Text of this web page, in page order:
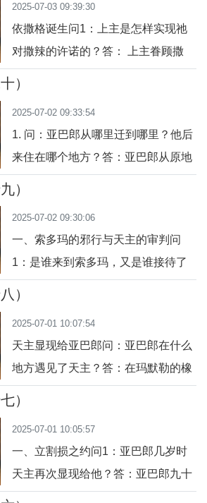
他们怎样回
2：天主吩咐亚巴郎做什么？答：天
主命令亚巴郎带着他心爱的独生子依
撒格，到摩黎雅地的一座山上，将依
撒格献为全燔祭。问3：亚巴郎听到
天一早就起身，备
2025-07-03 09:39:30
依撒格诞生问1：上主是怎样实现祂
对撒辣的许诺的？答： 上主眷顾撒
格。问2：亚巴郎为何给儿子起名
叫“依撒格”？答： “依撒格”在希伯来
文中有“笑”的意思，回应了撒辣因天
主赐子而喜笑的情感，也应验了天主
）
2025-07-02 09:33:54
1. 问：亚巴郎从哪里迁到哪里？他后
来住在哪个地方？答：亚巴郎从原地
郎怎样介绍自己的妻子撒辣？为什么
这么说？答：亚巴郎说撒辣是他的妹
妹。他这么说是因为害怕当地人为了
娶撒辣而杀害自己。3. 问：革辣尔王
什么？答：
）
2025-07-02 09:30:06
一、索多玛的邪行与天主的审判问
1：是谁来到索多玛，又是谁接待了
敬迎接并邀请他们住在自己家中。问
2：天使为何一开始拒绝罗特的邀
请？答： 他们表示愿在街上过夜，可
能是为了检验城中人的善恶。但罗特
）
2025-07-01 10:07:54
天主显现给亚巴郎问：亚巴郎在什么
地方遇见了天主？答：在玛默勒的橡
亚巴郎看到三个人站在对面，象征天
主的显现（圣传中常解释为天主与两
位天使）。问：亚巴郎是怎样接待这
）
2025-07-01 10:05:57
一、立割损之约问1：亚巴郎几岁时
天主再次显现给他？答：亚巴郎九十